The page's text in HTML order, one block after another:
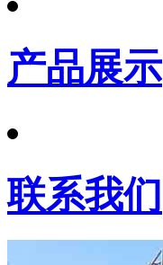
产品展示
联系我们